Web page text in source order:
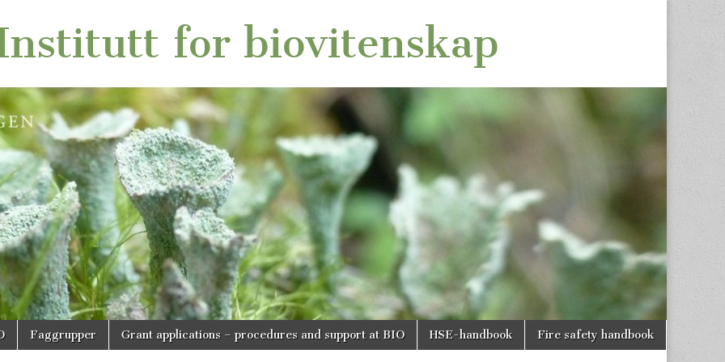
for biovitenskap
Faggrupper Grant applications – procedures and support at BIO HSE-handbook Fire safety handbook